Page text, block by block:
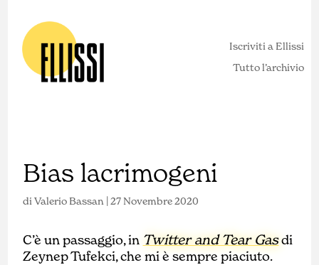
Iscriviti a Ellissi
Tutto l’archivio
Bias lacrimogeni
diValerio Bassan |27 Novembre 2020
C’è un passaggio, in Twitter and Tear Gasdi
Zeynep Tufekci, che mi è sempre piaciuto.